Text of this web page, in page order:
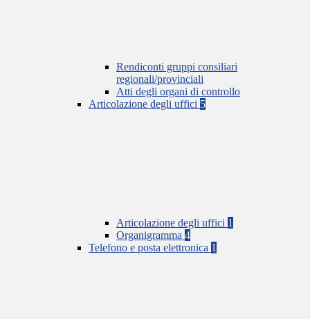
Rendiconti gruppi consiliari
regionali/provinciali
Atti degli organi di controllo
Articolazione degli uffici 5
Articolazione degli uffici 1
Organigramma 4
Telefono e posta elettronica 1